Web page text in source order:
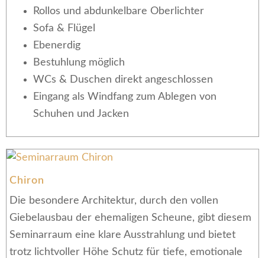
Rollos und abdunkelbare Oberlichter
Sofa & Flügel
Ebenerdig
Bestuhlung möglich
WCs & Duschen direkt angeschlossen
Eingang als Windfang zum Ablegen von
Schuhen und Jacken
Chiron
Die besondere Architektur, durch den vollen
Giebelausbau der ehemaligen Scheune, gibt diesem
Seminarraum eine klare Ausstrahlung und bietet
trotz lichtvoller Höhe Schutz für tiefe, emotionale